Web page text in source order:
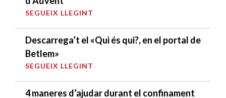
SEGUEIX LLEGINT
Descarrega’t el «Qui és qui?, en el portal de
Betlem»
SEGUEIX LLEGINT
4 maneres d’ajudar durant el confinament